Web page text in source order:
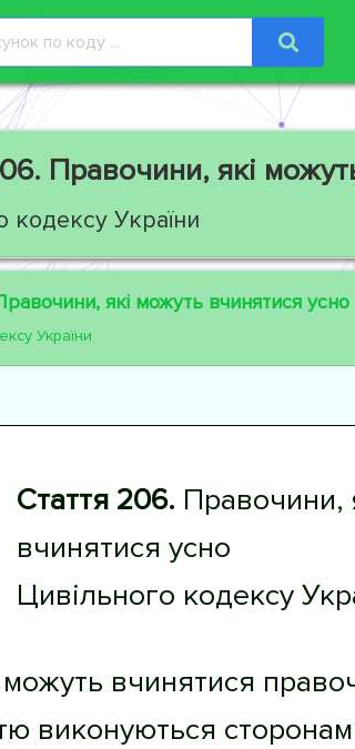
Правочини, які
кодексу України
які можуть вчинятися усно
України
Стаття 206. Правочини,
вчинятися усно
Цивільного кодексу
можуть вчинятися
виконуються